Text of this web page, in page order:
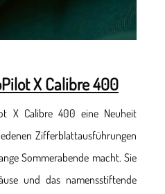
X Calibre 400
X Calibre 400 eine Neuheit
Zifferblattausführungen
Sommerabende macht. Sie
und das namensstiftende